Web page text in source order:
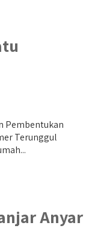
Pembentukan
Terunggul
Anyar